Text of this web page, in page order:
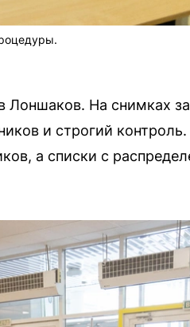
На снимках
и строгий
а списки с